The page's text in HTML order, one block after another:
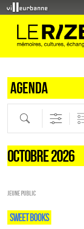
Agenda
Recherche par mot
OCTOBRE 2026
Jeune public
SWEET BOOKS